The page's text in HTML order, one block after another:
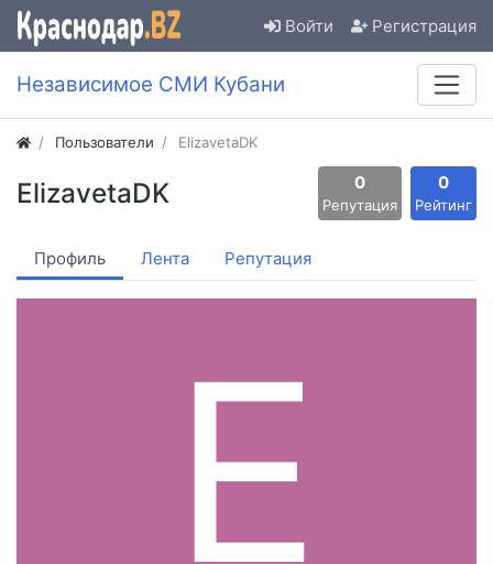
Войти Регистрация
Независимое СМИ Кубани
Пользователи ElizavetaDK
ElizavetaDK 0
Репутация
0
Рейтинг
Профиль Лента Репутация
E